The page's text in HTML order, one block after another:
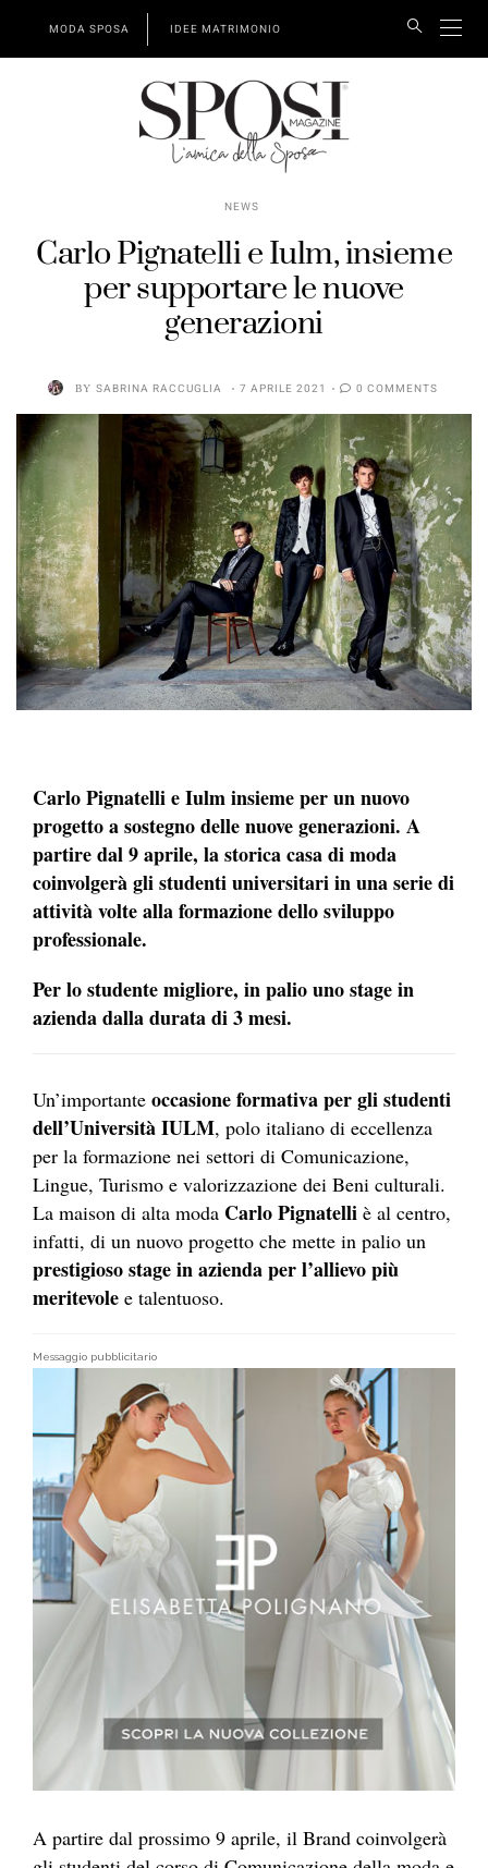
MODA SPOSA IDEE MATRIMONIO
NEWS
Carlo Pignatelli e Iulm, insieme
per supportare le nuove
generazioni
BY SABRINA RACCUGLIA 7 APRILE 2021 0 COMMENTS
Carlo Pignatelli e Iulm insieme per un nuovo
progetto a sostegno delle nuove generazioni. A
partire dal 9 aprile, la storica casa di moda
coinvolgerà gli studenti universitari in una serie di
attività volte alla formazione dello sviluppo
professionale.
Per lo studente migliore, in palio uno stage in
azienda dalla durata di 3 mesi.
Un’importante occasione formativa per gli studenti
dell’Università IULM, polo italiano di eccellenza
per la formazione nei settori di Comunicazione,
Lingue, Turismo e valorizzazione dei Beni culturali.
La maison di alta moda Carlo Pignatelli è al centro,
infatti, di un nuovo progetto che mette in palio un
prestigioso stage in azienda per l’allievo più
meritevole e talentuoso.
Messaggio pubblicitario
A partire dal prossimo 9 aprile, il Brand coinvolgerà